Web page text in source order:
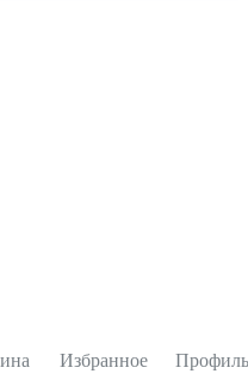
Избранное